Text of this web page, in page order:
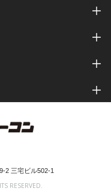
2 三宅ビル502-1
RESERVED.